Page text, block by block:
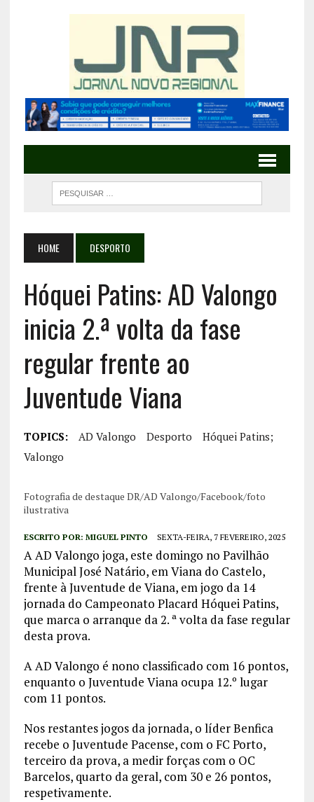
HOME DESPORTO
Hóquei Patins: AD Valongo
inicia 2.ª volta da fase
regular frente ao
Juventude Viana
TOPICS: AD Valongo Desporto
Hóquei Patins;
Valongo
Fotografia de destaque DR/AD Valongo/Facebook/foto
ilustrativa
ESCRITO POR: MIGUEL PINTO SEXTA-FEIRA, 7 FEVEREIRO, 2025
A AD Valongo joga, este domingo no Pavilhão
Municipal José Natário, em Viana do Castelo,
frente à Juventude de Viana, em jogo da 14
jornada do Campeonato Placard Hóquei Patins,
que marca o arranque da 2. ª volta da fase regular
desta prova.
A AD Valongo é nono classificado com 16 pontos,
enquanto o Juventude Viana ocupa 12.º lugar
com 11 pontos.
Nos restantes jogos da jornada, o líder Benfica
recebe o Juventude Pacense, com o FC Porto,
terceiro da prova, a medir forças com o OC
Barcelos, quarto da geral, com 30 e 26 pontos,
respetivamente.